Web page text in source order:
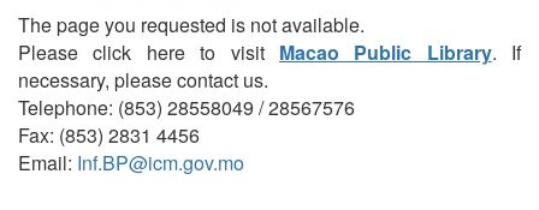
The page you requested is not available.
Please click here to visit Macao Public Library. If
necessary, please contact us.
Telephone: (853) 28558049 / 28567576
Fax: (853) 2831 4456
Email: Inf.BP@icm.gov.mo